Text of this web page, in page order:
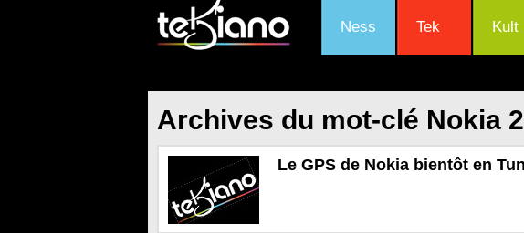
Ness Tek Kult
Archives du mot-clé Nokia
Le GPS de Nokia bientôt en